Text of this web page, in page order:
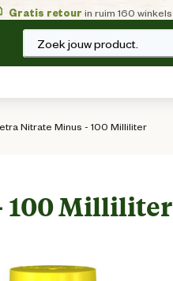
Gratis retour in ruim 160 winkels
Zoek jouw product.
Nitrate Minus - 100 Milliliter
100 Milliliter